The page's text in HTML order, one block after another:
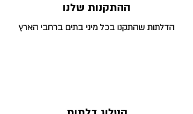
ההתקנות שלנו
הדלתות שהתקנו בכל מיני בתים ברחבי הארץ